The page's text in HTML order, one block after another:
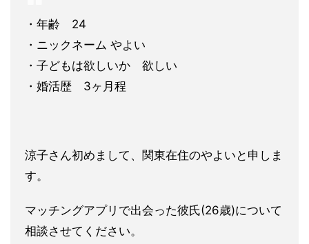
・年齢 24
・ニックネーム やよい
・子どもは欲しいか 欲しい
・婚活歴 3ヶ月程
涼子さん初めまして、関東在住のやよいと申しま
す。
マッチングアプリで出会った彼氏(26歳)について
相談させてく ださい。